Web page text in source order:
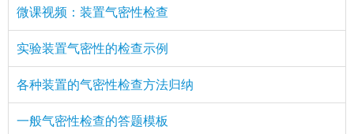
微课视频：装置气密性检查
实验装置气密性的检查示例
各种装置的气密性检查方法归纳
一般气密性检查的答题模板